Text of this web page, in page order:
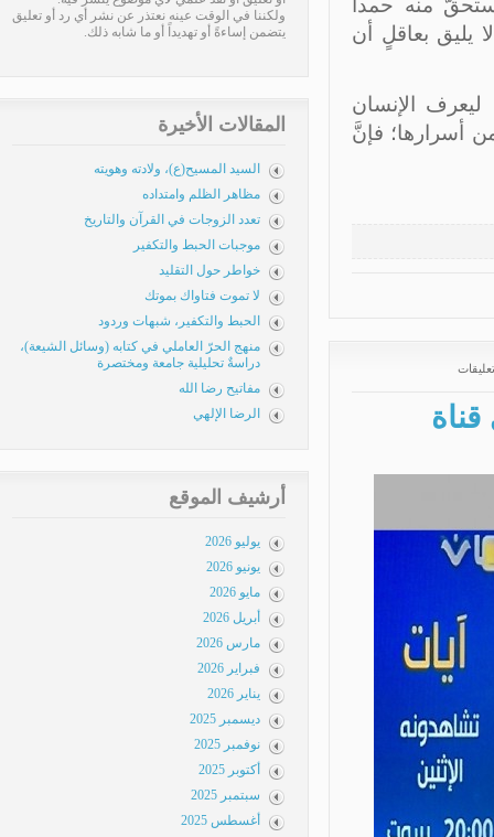
منه حمداً
بعاقلٍ أن
الإنسان
أسرارها؛ فإنَّ
ولكننا في الوقت عينه نعتذر عن نشر أي رد أو تعليق
يتضمن إساءةً أو تهديداً أو ما شابه ذلك.
المقالات الأخيرة
السيد المسيح(ع)، ولادته وهويته
مظاهر الظلم وامتداده
تعدد الزوجات في القرآن والتاريخ
موجبات الحبط والتكفير
خواطر حول التقليد
لا تموت فتاواك بموتك
الحبط والتكفير، شبهات وردود
منهج الحرّ العاملي في كتابه (وسائل الشيعة)،
دراسةٌ تحليلية جامعة ومختصرة
مفاتيح رضا الله
الرضا الإلهي
أرشيف الموقع
يوليو 2026
يونيو 2026
مايو 2026
أبريل 2026
مارس 2026
فبراير 2026
يناير 2026
ديسمبر 2025
نوفمبر 2025
أكتوبر 2025
سبتمبر 2025
أغسطس 2025